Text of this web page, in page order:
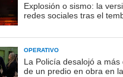
Explosión o sismo: la
redes sociales tras el
OPERATIVO
La Policía desalojó a
de un predio en obra en